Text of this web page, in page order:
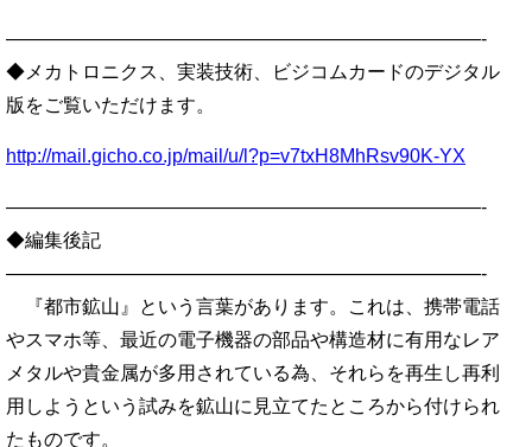
—————————————————————————-
◆メカトロニクス、実装技術、ビジコムカードのデジタル
版をご覧いただけます。
http://mail.gicho.co.jp/mail/u/l?p=v7txH8MhRsv90K-YX
—————————————————————————-
◆編集後記
—————————————————————————-
『都市鉱山』という言葉があります。これは、携帯電話
やスマホ等、最近の電子機器の部品や構造材に有用なレア
メタルや貴金属が多用されている為、それらを再生し再利
用しようという試みを鉱山に見立てたところから付けられ
たものです。